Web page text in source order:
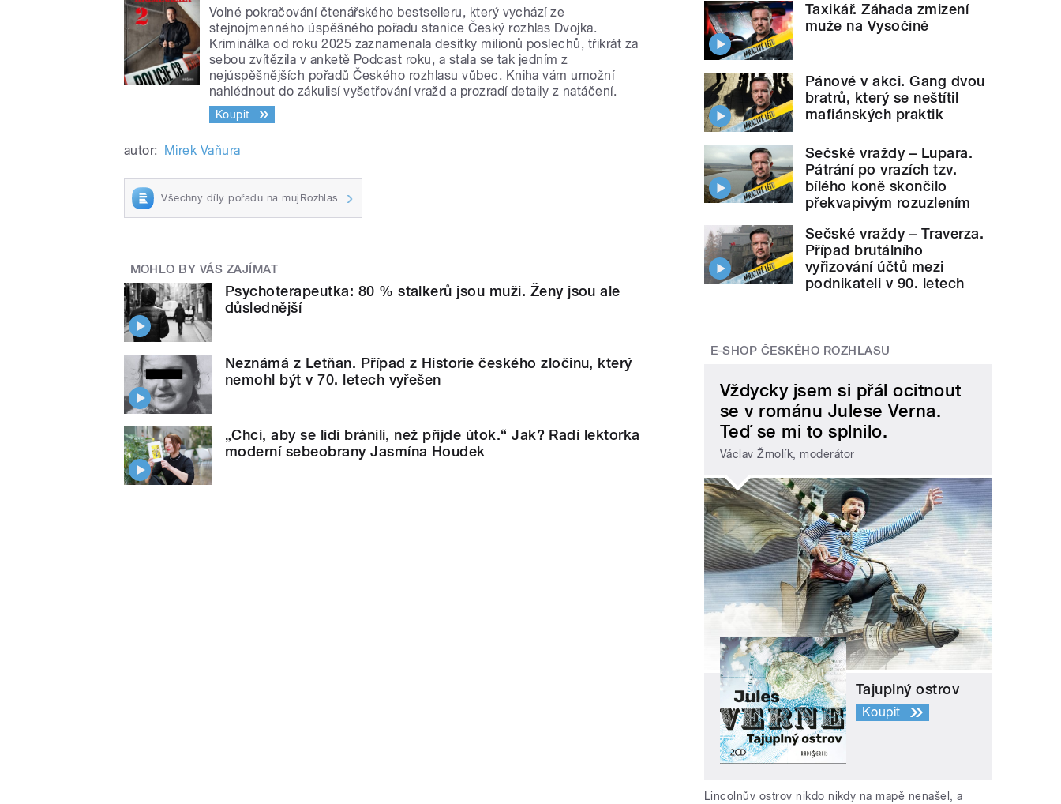
Volné pokračování čtenářského bestselleru, který vychází ze
stejnojmenného úspěšného pořadu stanice Český rozhlas Dvojka.
Kriminálka od roku 2025 zaznamenala desítky milionů poslechů, třikrát za
sebou zvítězila v anketě Podcast roku, a stala se tak jedním z
nejúspěšnějších pořadů Českého rozhlasu vůbec. Kniha vám umožní
nahlédnout do zákulisí vyšetřování vražd a prozradí detaily z natáčení.
Koupit
autor: Mirek Vaňura
Všechny díly pořadu na mujRozhlas
MOHLO BY VÁS ZAJÍMAT
Psychoterapeutka: 80 % stalkerů jsou muži. Ženy jsou ale
důslednější
Neznámá z Letňan. Případ z Historie českého zločinu, který
nemohl být v 70. letech vyřešen
„Chci, aby se lidi bránili, než přijde útok.“ Jak? Radí lektorka
moderní sebeobrany Jasmína Houdek
Taxikář. Záhada zmizení
muže na Vysočině
Pánové v akci. Gang dvou
bratrů, který se neštítil
mafiánských praktik
Sečské vraždy – Lupara.
Pátrání po vrazích tzv.
bílého koně skončilo
překvapivým rozuzlením
Sečské vraždy – Traverza.
Případ brutálního
vyřizování účtů mezi
podnikateli v 90. letech
E-SHOP ČESKÉHO ROZHLASU
Vždycky jsem si přál ocitnout
se v románu Julese Verna.
Teď se mi to splnilo.
Václav Žmolík, moderátor
Tajuplný ostrov
Koupit
Lincolnův ostrov nikdo nikdy na mapě nenašel, a